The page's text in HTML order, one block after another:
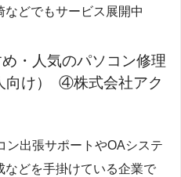
などでもサービス展開中
・人気のパソコン修理
向け） ④株式会社アク
ン出張サポートやOAシステ
などを手掛けている企業で